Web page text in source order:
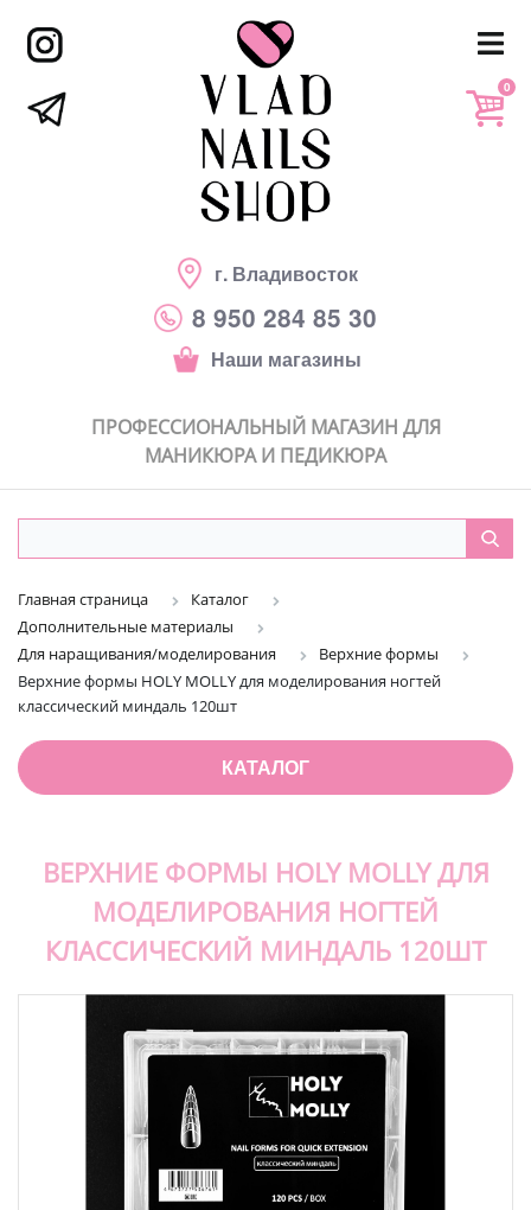
г. Владивосток
8 950 284 85 30
Наши магазины
0
ПРОФЕССИОНАЛЬНЫЙ МАГАЗИН ДЛЯ
МАНИКЮРА И ПЕДИКЮРА
Главная страница
Каталог
Дополнительные материалы
Для наращивания/моделирования
Верхние формы
Верхние формы HOLY MOLLY для моделирования ногтей
классический миндаль 120шт
КАТАЛОГ
ВЕРХНИЕ ФОРМЫ HOLY MOLLY ДЛЯ
МОДЕЛИРОВАНИЯ НОГТЕЙ
КЛАССИЧЕСКИЙ МИНДАЛЬ 120ШТ